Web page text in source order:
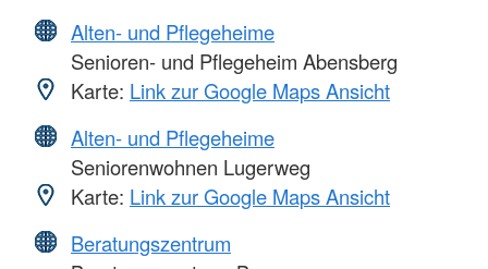
Alten- und Pflegeheime
Senioren- und Pflegeheim Abensberg
Karte: Link zur Google Maps Ansicht
Alten- und Pflegeheime
Seniorenwohnen Lugerweg
Karte: Link zur Google Maps Ansicht
Beratungszentrum